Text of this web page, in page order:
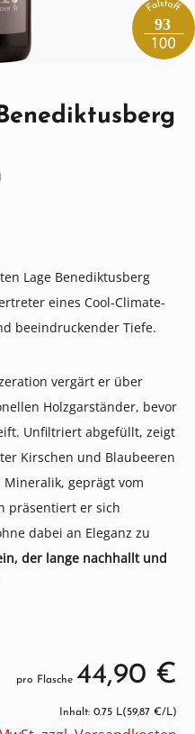
93
Lage Benediktusberg
eines Cool-Climate-
beeindruckender Tiefe.
vergärt er über
Holzgarständer, bevor
Unfiltriert abgefüllt, zeigt
Kirschen und Blaubeeren
geprägt vom
präsentiert er sich
dabei an Eleganz zu
der lange nachhallt und
pro Flasche 44,90 €
Inhalt: 0.75 L(59,87 €/L)